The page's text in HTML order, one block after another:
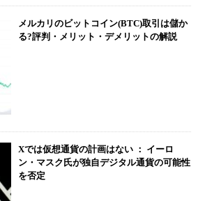
メルカリのビットコイン(BTC)取引は儲か
る?評判・メリット・デメリットの解説
Xでは仮想通貨の計画はない ： イーロ
ン・マスク氏が独自デジタル通貨の可能性
を否定